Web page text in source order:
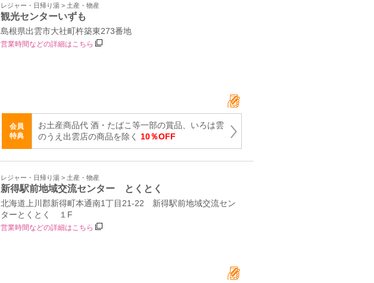
レジャー・日帰り湯 > 土産・物産
観光センターいずも
島根県出雲市大社町杵築東273番地
営業時間などの詳細はこちら
会員
特典
お土産商品代 酒・たばこ等一部の賞品、いろは雲
のうえ出雲店の商品を除く 10％OFF
レジャー・日帰り湯 > 土産・物産
新得駅前地域交流センター とくとく
北海道上川郡新得町本通南1丁目21-22 新得駅前地域交流セン
ターとくとく １F
営業時間などの詳細はこちら